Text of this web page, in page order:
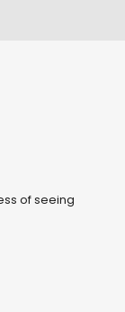
of seeing